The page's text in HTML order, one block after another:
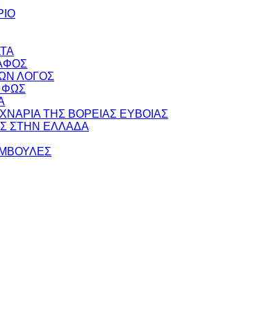
ΛΟΓΟΣ
ΦΩΣ
ΧΝΑΡΙΑ ΤΗΣ ΒΟΡΕΙΑΣ ΕΥΒΟΙΑΣ
ΣΤΗΝ ΕΛΛΑΔΑ